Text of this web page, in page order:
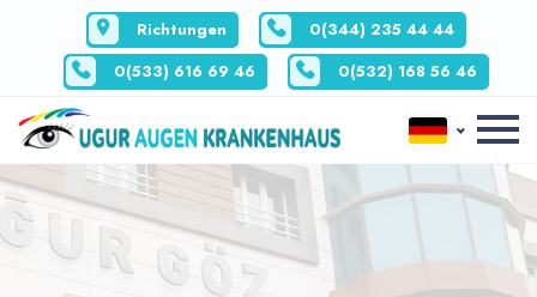
Richtungen
0(344) 235 44 44
0(533) 616 69 46
0(532) 168 56 46